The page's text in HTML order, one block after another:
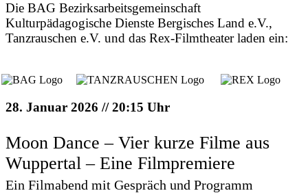
Die BAG Bezirksarbeitsgemeinschaft
Kulturpädagogische Dienste Bergisches Land e.V.,
Tanzrauschen e.V. und das Rex-Filmtheater laden ein:
28. Januar 2026 // 20:15 Uhr
Moon Dance – Vier kurze Filme aus
Wuppertal – Eine Filmpremiere
Ein Filmabend mit Gespräch und Programm